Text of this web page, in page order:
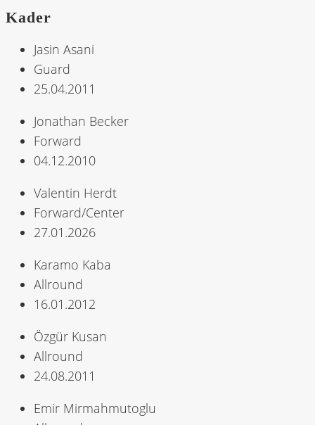
Kader
Jasin Asani
Guard
25.04.2011
Jonathan Becker
Forward
04.12.2010
Valentin Herdt
Forward/Center
27.01.2026
Karamo Kaba
Allround
16.01.2012
Özgür Kusan
Allround
24.08.2011
Emir Mirmahmutoglu